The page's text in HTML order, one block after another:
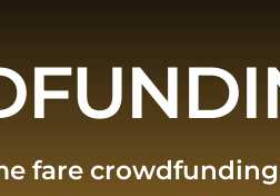
fare crowdfunding